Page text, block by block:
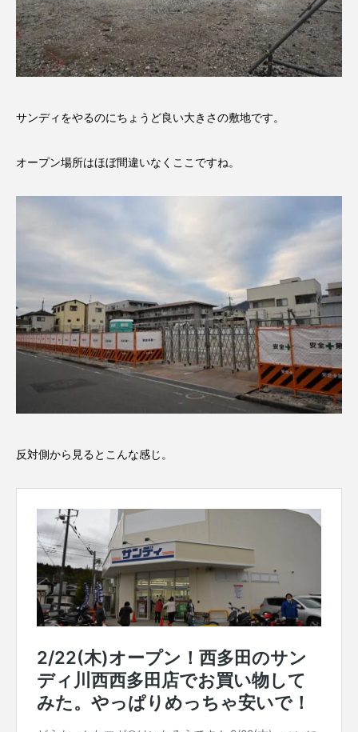
サンディをやるのにちょうど良い大きさの敷地です。
オープン場所はほぼ間違いなくここですね。
反対側から見るとこんな感じ。